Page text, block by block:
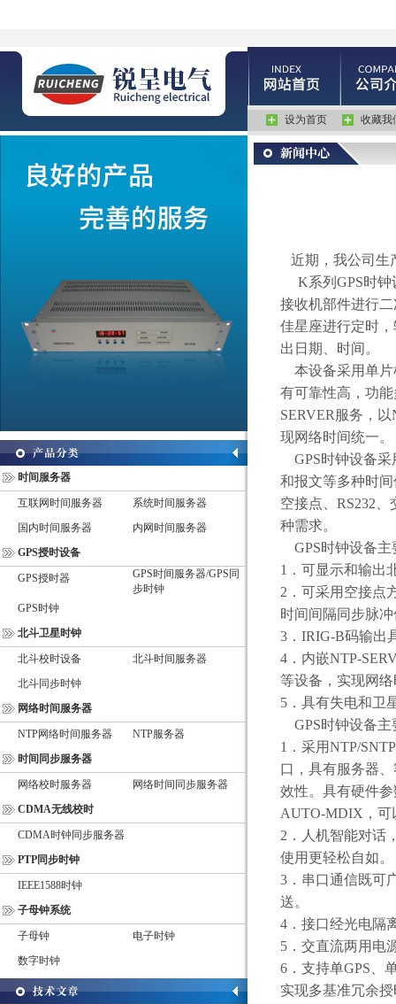
设为首页 收藏我
时间服务器
互联网时间服务器
系统时间服务器
国内时间服务器
内网时间服务器
GPS授时设备
GPS授时器
GPS时间服务器/GPS同
步时钟
GPS时钟
北斗卫星时钟
北斗校时设备
北斗时间服务器
北斗同步时钟
网络时间服务器
NTP网络时间服务器
NTP服务器
时间同步服务器
网络校时服务器
网络时间同步服务器
CDMA无线校时
CDMA时钟同步服务器
PTP同步时钟
IEEE1588时钟
子母钟系统
子母钟
电子时钟
数字时钟
近期，我公司生
K系列 GPS时钟
接收机部件进行
佳星座进行定时
出日期、时间。
本设备采用单
有可靠性高，功
SERVER 服务，以
现网络时间统一。
GPS时钟设备采
和报文等多种时
空接点、 RS232
种需求。
GPS时钟设备主
1 ．可显示和输出
2 ．可采用空接点
时间间隔同步脉
3． IRIG-B码输出
4．内嵌NTP-
等设备，实现网
5．具有失电和卫
GPS时钟设备主
1 ．采用NTP/SNTP
口，具有服务器
效性。具有硬件
AUTO-MDIX ，
2 ．人机智能对话
使用更轻松自如。
3．串口通信既可
送。
4．接口经光电隔
5．交直流两用电
6．支持单GPS 、
实现多基准冗余